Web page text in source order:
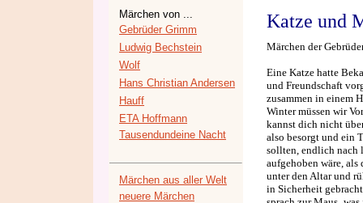
Märchen von ...
Gebrüder Grimm
Ludwig Bechstein
Wolf
Hans Christian Andersen
Hauff
ETA Hoffmann
Tausendundeine Nacht
Märchen aus aller Welt
neuere Märchen
Katze und
Märchen der
Eine Katze hatte
und Freundschaft
zusammen in einem
Winter müssen wir
kannst dich nicht
also besorgt und ein
sollten, endlich nach
aufgehoben wäre,
unter den Altar und
in Sicherheit